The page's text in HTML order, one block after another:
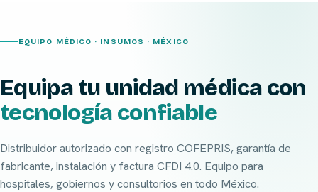
EQUIPO MÉDICO · INSUMOS · MÉXICO
Equipa tu unidad médica con
tecnología confiable
Distribuidor autorizado con registro COFEPRIS, garantía de
fabricante, instalación y factura CFDI 4.0. Equipo para
hospitales, gobiernos y consultorios en todo México.